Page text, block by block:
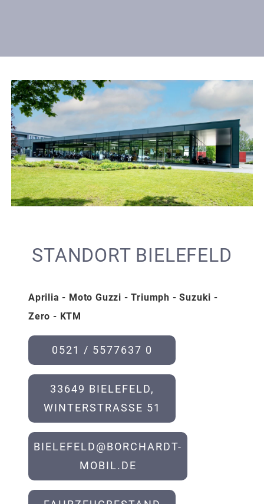
STANDORT BIELEFELD
Aprilia - Moto Guzzi - Triumph - Suzuki -
Zero - KTM
0521 / 5577637 0
33649 BIELEFELD,
WINTERSTRASSE 51
BIELEFELD@BORCHARDT-
MOBIL.DE